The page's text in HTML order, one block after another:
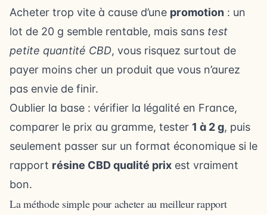
Acheter trop vite à cause d’une promotion : un
lot de 20 g semble rentable, mais sans test
petite quantité CBD, vous risquez surtout de
payer moins cher un produit que vous n’aurez
pas envie de finir.
Oublier la base : vérifier la légalité en France,
comparer le prix au gramme, tester 1 à 2 g, puis
seulement passer sur un format économique si le
rapport résine CBD qualité prix est vraiment
bon.
La méthode simple pour acheter au meilleur rapport